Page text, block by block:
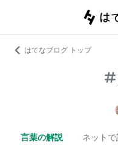
はてなブログ トップ
言葉の解説 ネットで